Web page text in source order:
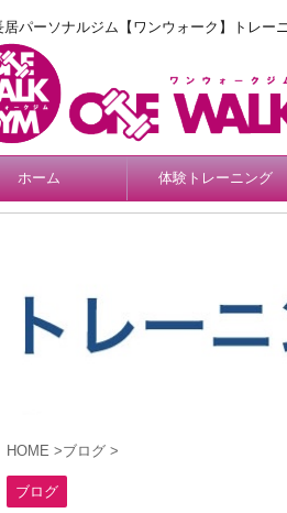
居パーソナルジム【ワンウォーク】トレー
ホーム 体験トレーニング
HOME >ブログ >
ブログ